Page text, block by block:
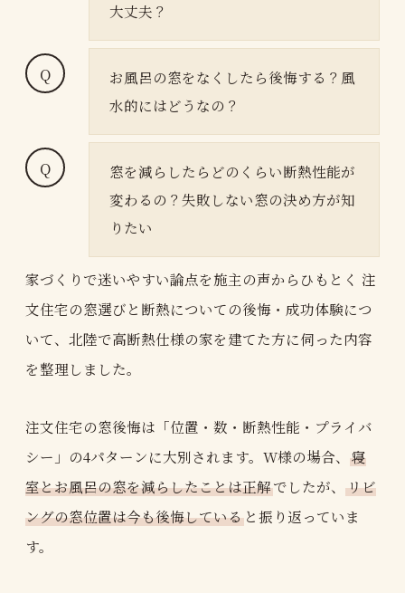
大丈夫？
お風呂の窓をなくしたら後悔する？風
水的にはどうなの？
窓を減らしたらどのくらい断熱性能が
変わるの？失敗しない窓の決め方が知
りたい
家づくりで迷いやすい論点を施主の声からひもとく 注
文住宅の窓選びと断熱についての後悔・成功体験につ
いて、北陸で高断熱仕様の家を建てた方に伺った内容
を整理しました。
注文住宅の窓後悔は「位置・数・断熱性能・プライバ
シー」の4パターンに大別されます。W様の場合、 寝
室とお風呂の窓を減らしたことは正解でしたが、 リビ
ングの窓位置は今も後悔している と振り返っていま
す。